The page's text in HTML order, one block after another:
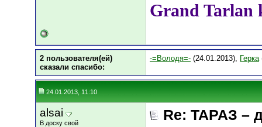
Grand Tarlan
2 пользователя(ей)
сказали cпасибо:
-=Володя=- (24.01.2013), Герка
24.01.2013, 11:10
alsai
В доску свой Re: ТАРАЗ –